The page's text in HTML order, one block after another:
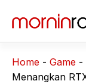
Home - Game -
Menangkan